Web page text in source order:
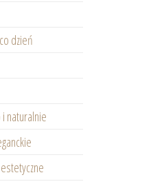
dzień
naturalnie